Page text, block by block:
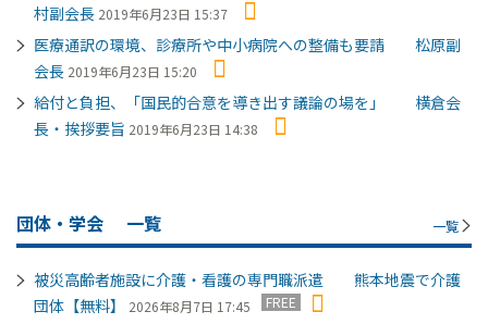
村副会長 2019年6月23日 15:37
医療通訳の環境、診療所や中小病院への整備も要請 松原副
会長 2019年6月23日 15:20
給付と負担、「国民的合意を導き出す議論の場を」 横倉会
長・挨拶要旨 2019年6月23日 14:38
団体・学会 一覧 一覧
被災高齢者施設に介護・看護の専門職派遣 熊本地震で介護
団体【無料】
2026年8月7日 17:45 FREE